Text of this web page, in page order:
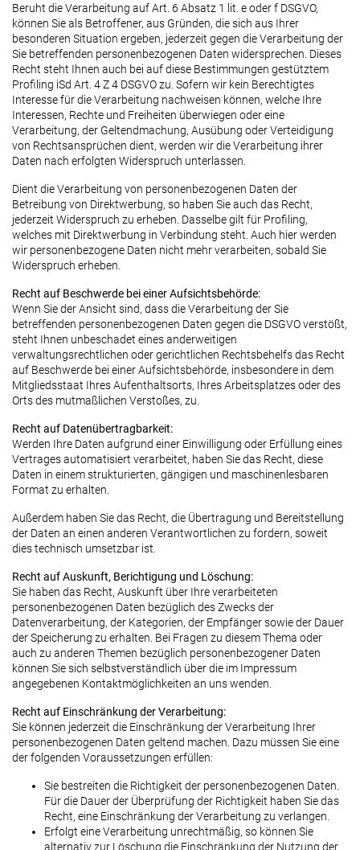
Beruht die Verarbeitung auf Art. 6 Absatz 1 lit. e oder f DSGVO,
können Sie als Betroffener, aus Gründen, die sich aus Ihrer
besonderen Situation ergeben, jederzeit gegen die Verarbeitung der
Sie betreffenden personenbezogenen Daten widersprechen. Dieses
Recht steht Ihnen auch bei auf diese Bestimmungen gestütztem
Profiling iSd Art. 4 Z 4 DSGVO zu. Sofern wir kein Berechtigtes
Interesse für die Verarbeitung nachweisen können, welche Ihre
Interessen, Rechte und Freiheiten überwiegen oder eine
Verarbeitung, der Geltendmachung, Ausübung oder Verteidigung
von Rechtsansprüchen dient, werden wir die Verarbeitung ihrer
Daten nach erfolgten Widerspruch unterlassen.
Dient die Verarbeitung von personenbezogenen Daten der
Betreibung von Direktwerbung, so haben Sie auch das Recht,
jederzeit Widerspruch zu erheben. Dasselbe gilt für Profiling,
welches mit Direktwerbung in Verbindung steht. Auch hier werden
wir personenbezogene Daten nicht mehr verarbeiten, sobald Sie
Widerspruch erheben.
Recht auf Beschwerde bei einer Aufsichtsbehörde:
Wenn Sie der Ansicht sind, dass die Verarbeitung der Sie
betreffenden personenbezogenen Daten gegen die DSGVO verstößt,
steht Ihnen unbeschadet eines anderweitigen
verwaltungsrechtlichen oder gerichtlichen Rechtsbehelfs das Recht
auf Beschwerde bei einer Aufsichtsbehörde, insbesondere in dem
Mitgliedsstaat Ihres Aufenthaltsorts, Ihres Arbeitsplatzes oder des
Orts des mutmaßlichen Verstoßes, zu.
Recht auf Datenübertragbarkeit:
Werden Ihre Daten aufgrund einer Einwilligung oder Erfüllung eines
Vertrages automatisiert verarbeitet, haben Sie das Recht, diese
Daten in einem strukturierten, gängigen und maschinenlesbaren
Format zu erhalten.
Außerdem haben Sie das Recht, die Übertragung und Bereitstellung
der Daten an einen anderen Verantwortlichen zu fordern, soweit
dies technisch umsetzbar ist.
Recht auf Auskunft, Berichtigung und Löschung:
Sie haben das Recht, Auskunft über Ihre verarbeiteten
personenbezogenen Daten bezüglich des Zwecks der
Datenverarbeitung, der Kategorien, der Empfänger sowie der Dauer
der Speicherung zu erhalten. Bei Fragen zu diesem Thema oder
auch zu anderen Themen bezüglich personenbezogener Daten
können Sie sich selbstverständlich über die im Impressum
angegebenen Kontaktmöglichkeiten an uns wenden.
Recht auf Einschränkung der Verarbeitung:
Sie können jederzeit die Einschränkung der Verarbeitung Ihrer
personenbezogenen Daten geltend machen. Dazu müssen Sie eine
der folgenden Voraussetzungen erfüllen:
Sie bestreiten die Richtigkeit der personenbezogenen Daten.
Für die Dauer der Überprüfung der Richtigkeit haben Sie das
Recht, eine Einschränkung der Verarbeitung zu verlangen.
Erfolgt eine Verarbeitung unrechtmäßig, so können Sie
alternativ zur Löschung die Einschränkung der Nutzung der